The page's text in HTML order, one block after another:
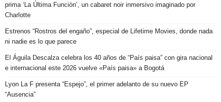
prima ‘La Última Función’, un cabaret noir inmersivo imaginado por
Charlotte
Estrenos “Rostros del engaño”, especial de Lifetime Movies, donde nada
ni nadie es lo que parece
El Águila Descalza celebra los 40 años de “País paisa” con gira nacional
e internacional este 2026 vuelve «País paisa» a Bogotá
Lyon La F presenta “Espejo”, el primer adelanto de su nuevo EP
“Ausencia”